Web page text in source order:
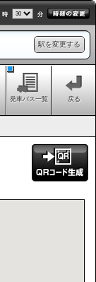
時 分
駅を変更する
発車バス一覧 戻る